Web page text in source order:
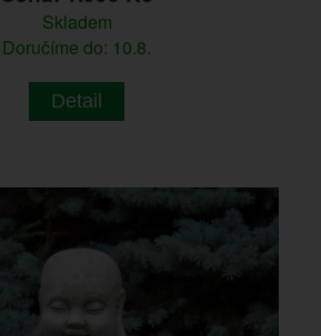
Skladem
Doručíme do: 10.8.
Detail